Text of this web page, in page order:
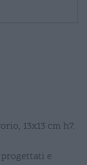
13x13 cm h7.
e